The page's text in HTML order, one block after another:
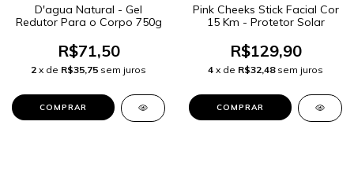
D'agua Natural - Gel
Redutor Para o Corpo 750g
R$71,50
2 x de R$35,75 sem juros
Pink Cheeks Stick Facial Cor
15 Km - Protetor Solar
R$129,90
4 x de R$32,48 sem juros